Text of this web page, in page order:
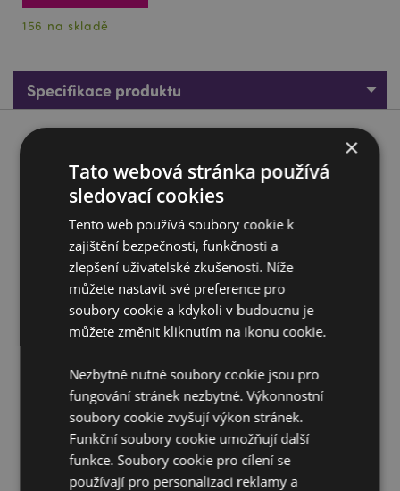
156 na skladě
Specifikace produktu
Směs vonných olejů Goloka - Dodání energie
Značka: Goloka
Materiál: 100% čistý přírodní esenciální olej
Balení:10ml lahvička s pipetou
Veganské:Ano
Cruelty Free:
Doplňující informace:
Chcete se dozvědět více o nákupu u Puckator?
Přečtěte si našehoprůvodce nákupem pro zákazníky.
×
Tato webová stránka používá
sledovací cookies
Tento web používá soubory cookie k
zajištění bezpečnosti, funkčnosti a
zlepšení uživatelské zkušenosti. Níže
můžete nastavit své preference pro
soubory cookie a kdykoli v budoucnu je
můžete změnit kliknutím na ikonu cookie.
Nezbytně nutné soubory cookie jsou pro
fungování stránek nezbytné. Výkonnostní
soubory cookie zvyšují výkon stránek.
Funkční soubory cookie umožňují další
funkce. Soubory cookie pro cílení se
používají pro personalizaci reklamy a